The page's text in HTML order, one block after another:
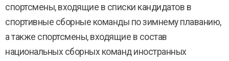
спортсмены, входящие в списки кандидатов в
спортивные сборные команды по зимнему плаванию,
а также спортсмены, входящие в состав
национальных сборных команд иностранных